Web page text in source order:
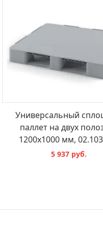
Универсальный
паллет на двух
1200х1000 мм,
5 937 руб.